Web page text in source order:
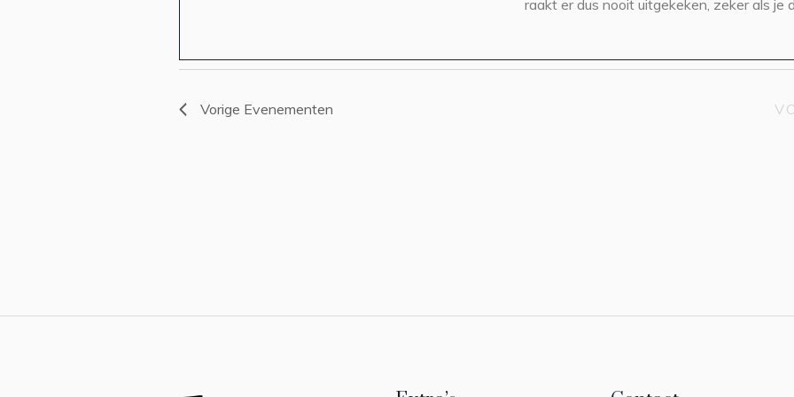
raakt er dus nooit uitgekeken, zeker als je
Vorige Evenementen